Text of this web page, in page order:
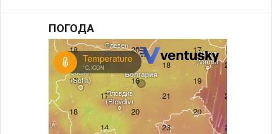
ПОГОДА